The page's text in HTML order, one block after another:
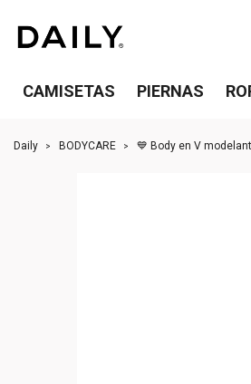
CAMISETAS PIERNAS
Daily BODYCARE 💙 Body en V